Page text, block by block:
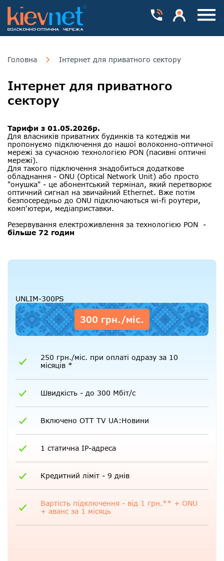
Головна Інтернет для приватного сектору
Інтернет для приватного
сектору
Тарифи з 01.05.2026р.
Для власників приватних будинків та котеджів ми
пропонуємо підключення до нашої волоконно-оптичної
мережі за сучасною технологією PON (пасивні оптичні
мережі).
Для такого підключення знадобиться додаткове
обладнання - ONU (Optical Network Unit) або просто
"онушка" - це абонентський термінал, який перетворює
оптичний сигнал на звичайний Ethernet. Вже потім
безпосередньо до ONU підключаються wi-fi роутери,
комп'ютери, медіаприставки.
Резервування електроживлення за технологією PON -
більше 72 годин
UNLIM-300PS
300 грн./міс.
250 грн./міс. при оплаті одразу за 10
місяців *
Швидкість - до 300 Мбіт/с
Включено OTT TV UA:Новини
1 статична IP-адреса
Кредитний ліміт - 9 днів
Вартість підключення - від 1 грн.** + ONU
+ аванс за 1 місяць